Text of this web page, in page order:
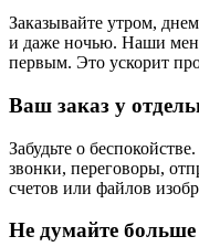
Заказывайте утром,
и даже ночью. Наши
первым. Это ускорит
Ваш заказ у
Забудьте о
звонки, переговоры,
счетов или файлов
Не думайте больше